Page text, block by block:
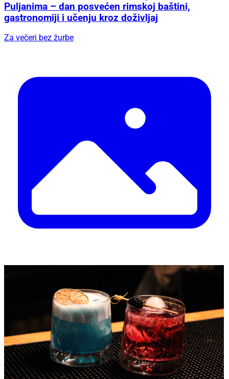
Puljanima – dan posvećen rimskoj baštini,
gastronomiji i učenju kroz doživljaj
Za večeri bez žurbe